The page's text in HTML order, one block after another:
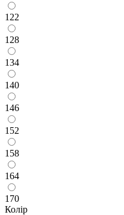
122
128
134
140
146
152
158
164
170
Колір